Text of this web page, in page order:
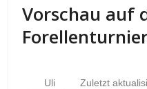
Vorschau auf
Uli Zuletzt